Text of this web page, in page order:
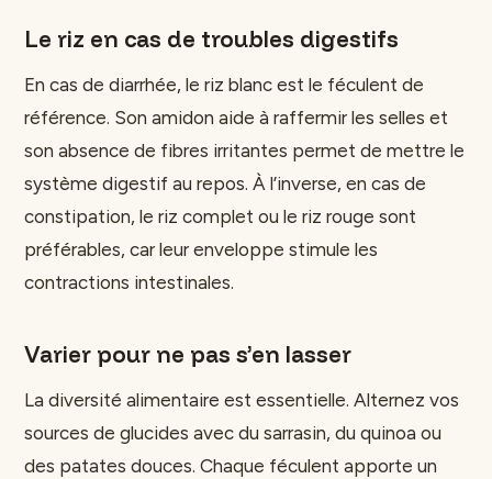
Le riz en cas de troubles digestifs
En cas de diarrhée, le riz blanc est le féculent de
référence. Son amidon aide à raffermir les selles et
son absence de fibres irritantes permet de mettre le
système digestif au repos. À l’inverse, en cas de
constipation, le riz complet ou le riz rouge sont
préférables, car leur enveloppe stimule les
contractions intestinales.
Varier pour ne pas s’en lasser
La diversité alimentaire est essentielle. Alternez vos
sources de glucides avec du sarrasin, du quinoa ou
des patates douces. Chaque féculent apporte un